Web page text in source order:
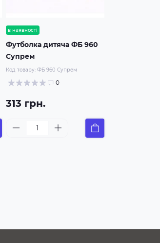
в наявності
Футболка дитяча ФБ 960
Супрем
Код товару:ФБ 960 Супрем
0
313 грн.